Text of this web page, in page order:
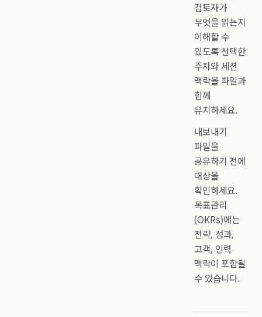
검토자가
무엇을 읽는지
이해할 수
있도록 선택한
주차와 세션
맥락을 파일과
함께
유지하세요.
내보내기
파일을
공유하기 전에
대상을
확인하세요.
목표관리
(OKRs)에는
전략, 성과,
고객, 인력
맥락이 포함될
수 있습니다.